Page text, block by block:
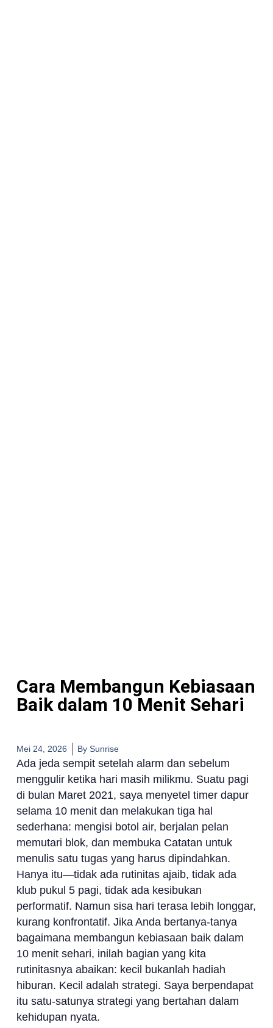
Cara Membangun Kebiasaan
Baik dalam 10 Menit Sehari
Mei 24, 2026 BySunrise
Ada jeda sempit setelah alarm dan sebelum
menggulir ketika hari masih milikmu. Suatu pagi
di bulan Maret 2021, saya menyetel timer dapur
selama 10 menit dan melakukan tiga hal
sederhana: mengisi botol air, berjalan pelan
memutari blok, dan membuka Catatan untuk
menulis satu tugas yang harus dipindahkan.
Hanya itu—tidak ada rutinitas ajaib, tidak ada
klub pukul 5 pagi, tidak ada kesibukan
performatif. Namun sisa hari terasa lebih longgar,
kurang konfrontatif. Jika Anda bertanya-tanya
bagaimana membangun kebiasaan baik dalam
10 menit sehari, inilah bagian yang kita
rutinitasnya abaikan: kecil bukanlah hadiah
hiburan. Kecil adalah strategi. Saya berpendapat
itu satu-satunya strategi yang bertahan dalam
kehidupan nyata.